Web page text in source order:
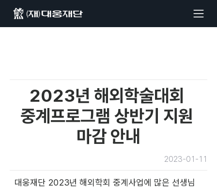
2023년 해외학술대회
중계프로그램 상반기 지원
마감 안내
2023-01-11
대웅재단 2023년 해외학회 중계사업에 많은 선생님